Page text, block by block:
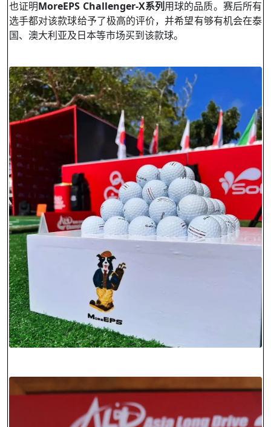
也证明MoreEPS Challenger-X系列用球的品质。赛后所有
选手都对该款球给予了极高的评价，并希望有够有机会在泰
国、澳大利亚及日本等市场买到该款球。